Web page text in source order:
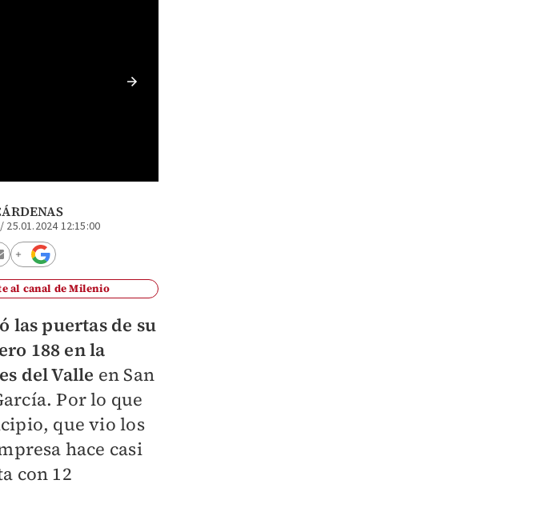
/ 25.01.2024 12:15:00
al canal de Milenio
las puertas de su
188 en la
del Valle en San
Por lo que
que vio los
hace casi
con 12